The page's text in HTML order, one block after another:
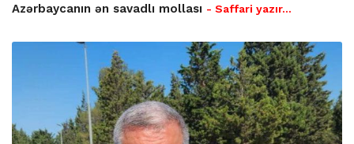
Azərbaycanın ən savadlı mollası - Saffari yazır…